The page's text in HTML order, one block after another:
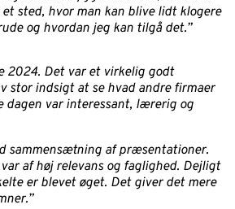
sted, hvor man kan blive lidt klogere
og hvordan jeg kan tilgå det.”
2024. Det var et virkelig godt
stor indsigt at se hvad andre firmaer
dagen var interessant, lærerig og
sammensætning af præsentationer.
af høj relevans og faglighed. Dejligt
er blevet øget. Det giver det mere